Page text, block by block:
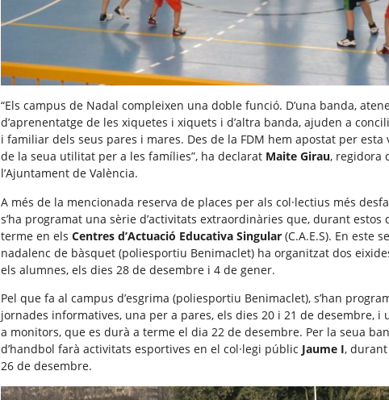
“Els campus de Nadal compleixen una doble funció. D’una banda,
d’aprenentatge de les xiquetes i xiquets i d’altra banda, ajuden a
i familiar dels seus pares i mares. Des de la FDM hem apostat per esta
de la seua utilitat per a les famílies”, ha declarat Maite Girau, regidora
l’Ajuntament de València.
A més de la mencionada reserva de places per als col·lectius més
s’ha programat una sèrie d’activitats extraordinàries que, durant estos
terme en els Centres d’Actuació Educativa Singular(C.A.E.S). En este
nadalenc de bàsquet (poliesportiu Benimaclet) ha organitzat dos
els alumnes, els dies 28 de desembre i 4 de gener.
Pel que fa al campus d’esgrima (poliesportiu Benimaclet), s’han
jornades informatives, una per a pares, els dies 20 i 21 de desembre, i
a monitors, que es durà a terme el dia 22 de desembre. Per la seua
d’handbol farà activitats esportives en el col·legi públic Jaume I,
26 de desembre.